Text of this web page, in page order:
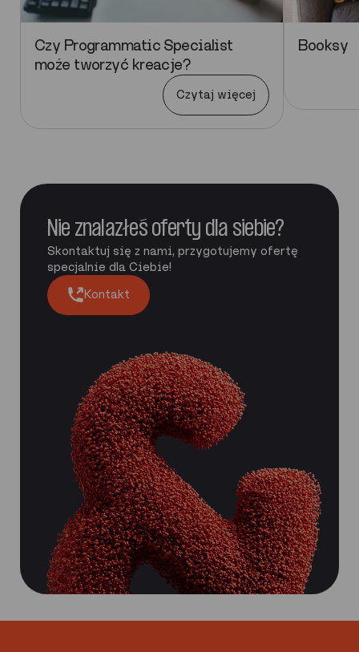
Czy Programmatic Specialist
może tworzyć kreacje?
Czytaj więcej
Booksy
Nie znalazłeś oferty dla siebie?
Skontaktuj się z nami, przygotujemy ofertę
specjalnie dla Ciebie!
Kontakt